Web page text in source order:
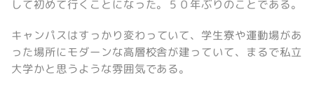
して初めて行くことになった。５０年ぶりのことである。
キャンパスはすっかり変わっていて、学生寮や運動場があ
った場所にモダーンな高層校舎が建っていて、まるで私立
大学かと思うような雰囲気である。